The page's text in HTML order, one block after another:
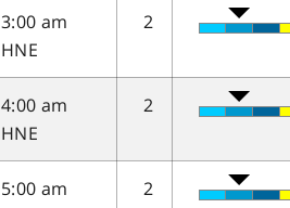
3:00 am
HNE
2
4:00 am
HNE
2
5:00 am
2